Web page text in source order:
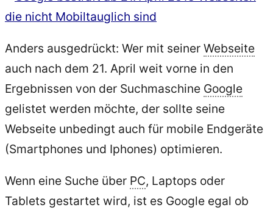
Android
12
Talkback
Der
Screenreader
Android“
Anders ausgedrückt: Wer mit seiner Webseite
auch nach dem 21. April weit vorne in den
Ergebnissen von der Suchmaschine Google
gelistet werden möchte, der sollte seine
Webseite unbedingt auch für mobile Endgeräte
(Smartphones und Iphones) optimieren.
Wenn eine Suche über PC, Laptops oder
Tablets gestartet wird, ist es Google egal ob